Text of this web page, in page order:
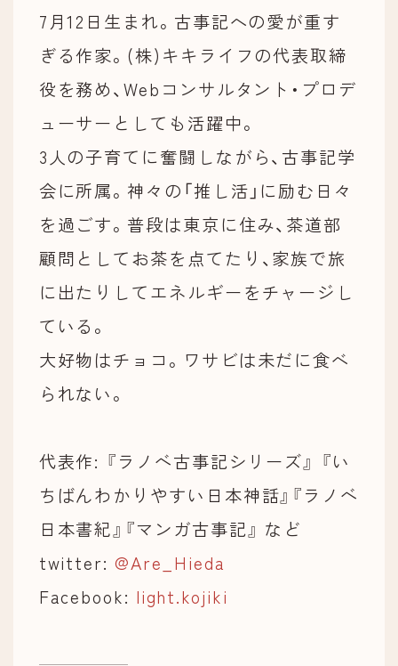
7月12日生まれ。古事記への愛が重す
ぎる作家。(株)キキライフの代表取締
役を務め、Webコンサルタント・プロデ
ューサーとしても活躍中。
3人の子育てに奮闘しながら、古事記学
会に所属。神々の「推し活」に励む日々
を過ごす。普段は東京に住み、茶道部
顧問としてお茶を点てたり、家族で旅
に出たりしてエネルギーをチャージし
ている。
大好物はチョコ。ワサビは未だに食べ
られない。
代表作: 『ラノベ古事記シリーズ』 『い
ちばんわかりやすい日本神話』『ラノベ
日本書紀』『マンガ古事記』 など
twitter: @Are_Hieda
Facebook: light.kojiki